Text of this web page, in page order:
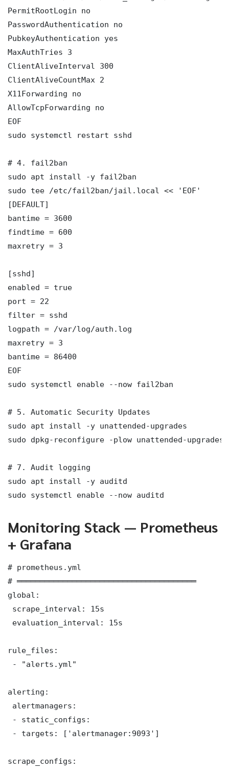
PermitRootLogin no
PasswordAuthentication no
PubkeyAuthentication yes
MaxAuthTries 3
ClientAliveInterval 300
ClientAliveCountMax 2
X11Forwarding no
AllowTcpForwarding no
EOF
sudo systemctl restart sshd
# 4. fail2ban
sudo apt install -y fail2ban
sudo tee /etc/fail2ban/jail.local << 'EOF'
[DEFAULT]
bantime = 3600
findtime = 600
maxretry = 3
[sshd]
enabled = true
port = 22
filter = sshd
logpath = /var/log/auth.log
maxretry = 3
bantime = 86400
EOF
sudo systemctl enable --now fail2ban
# 5. Automatic Security Updates
sudo apt install -y unattended-upgrades
sudo dpkg-reconfigure -plow unattended-upgrades
# 7. Audit logging
sudo apt install -y auditd
sudo systemctl enable --now auditd
Monitoring Stack — Prometheus
+ Grafana
# prometheus.yml
# ═══════════════════════════════════════
global:
scrape_interval: 15s
evaluation_interval: 15s
rule_files:
- "alerts.yml"
alerting:
alertmanagers:
- static_configs:
- targets: ['alertmanager:9093']
scrape_configs: